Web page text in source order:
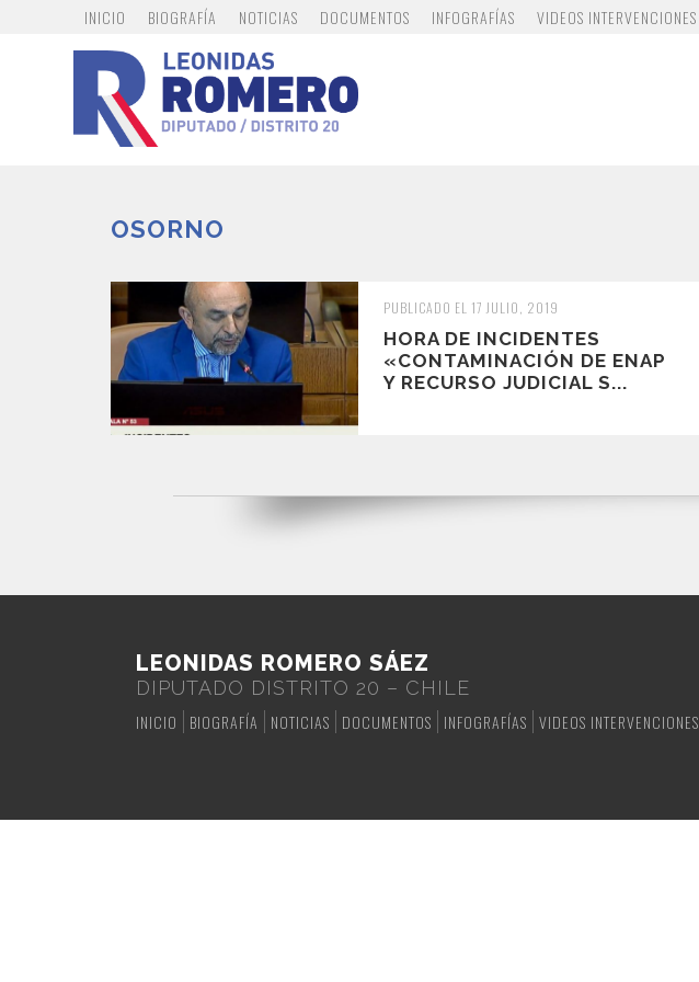
INICIO BIOGRAFÍA NOTICIAS DOCUMENTOS INFOGRAFÍAS VIDEOS INTERVENCIONES
OSORNO
PUBLICADO EL 17 JULIO, 2019
HORA DE INCIDENTES
«CONTAMINACIÓN DE ENAP
Y RECURSO JUDICIAL S...
LEONIDAS ROMERO SÁEZ
DIPUTADO DISTRITO 20 – CHILE
INICIO
BIOGRAFÍA NOTICIAS DOCUMENTOS INFOGRAFÍAS VIDEOS INTERVENCIONES